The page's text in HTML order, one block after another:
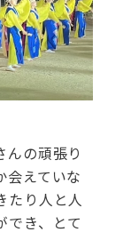
んの頑張り
会えていな
たり人と人
でき、とて